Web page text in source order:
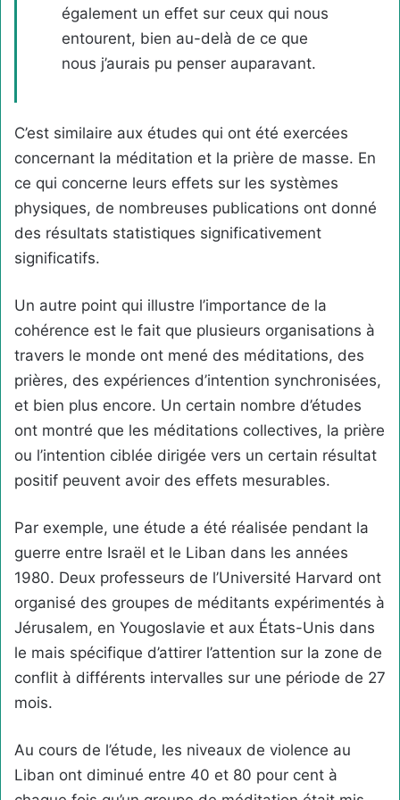
également un effet sur ceux qui nous
entourent, bien au-delà de ce que
nous j’aurais pu penser auparavant.
C’est similaire aux études qui ont été exercées
concernant la méditation et la prière de masse. En
ce qui concerne leurs effets sur les systèmes
physiques, de nombreuses publications ont donné
des résultats statistiques significativement
significatifs.
Un autre point qui illustre l’importance de la
cohérence est le fait que plusieurs organisations à
travers le monde ont mené des méditations, des
prières, des expériences d’intention synchronisées,
et bien plus encore. Un certain nombre d’études
ont montré que les méditations collectives, la prière
ou l’intention ciblée dirigée vers un certain résultat
positif peuvent avoir des effets mesurables.
Par exemple, une étude a été réalisée pendant la
guerre entre Israël et le Liban dans les années
1980. Deux professeurs de l’Université Harvard ont
organisé des groupes de méditants expérimentés à
Jérusalem, en Yougoslavie et aux États-Unis dans
le mais spécifique d’attirer l’attention sur la zone de
conflit à différents intervalles sur une période de 27
mois.
Au cours de l’étude, les niveaux de violence au
Liban ont diminué entre 40 et 80 pour cent à